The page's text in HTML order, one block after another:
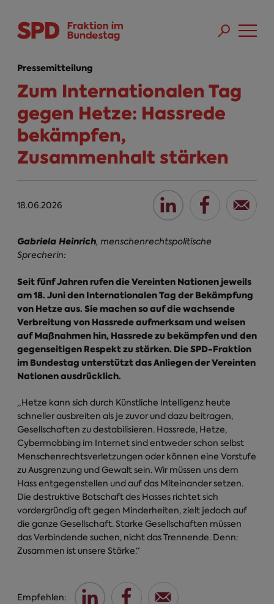
Pressemitteilung
Zum Internationalen Tag
gegen Hetze: Hassrede
bekämpfen,
Zusammenhalt stärken
18.06.2026
Gabriela Heinrich, menschenrechtspolitische
Sprecherin:
Seit fünf Jahren rufen die Vereinten Nationen jeweils
am 18. Juni den Internationalen Tag der Bekämpfung
von Hetze aus. Sie machen so auf die wachsende
Verbreitung von Hassrede aufmerksam und weisen
auf Maßnahmen hin, Hassrede zu bekämpfen und den
gegenseitigen Respekt zu stärken. Die SPD-Fraktion
im Bundestag unterstützt das Anliegen der Vereinten
Nationen ausdrücklich.
„Hetze kann sich durch Künstliche Intelligenz heute
schneller ausbreiten als je zuvor und dazu beitragen,
Gesellschaften zu destabilisieren. Hassrede, Hetze,
Cybermobbing im Internet sind entweder schon selbst
Menschenrechtsverletzungen oder können eine Vorstufe
zu Ausgrenzung und Gewalt sein. Wir müssen uns dem
Hass entgegenstellen und auf das Miteinander setzen.
Die destruktive Botschaft des Hasses richtet sich
vordergründig oft gegen Minderheiten, zielt jedoch auf
die ganze Gesellschaft. Starke Gesellschaften müssen
das Verbindende suchen, nicht das Trennende. Denn:
Zusammen ist unsere Stärke.“
Empfehlen: